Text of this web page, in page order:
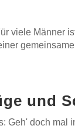
viele Männer
und
doch